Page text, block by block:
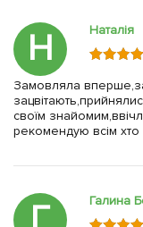
Н Наталія
Замовляла
своїм
рекомендую всім хто
Галина